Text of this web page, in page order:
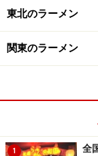
東北のラーメン
関東のラーメン
1 全